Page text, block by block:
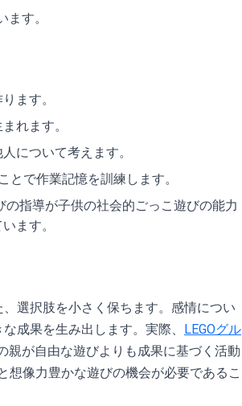
す。
ます。
れます。
について考えます。
で作業記憶を訓練します。
の指導が子供の社会的ごっこ遊びの能力
ます。
選択肢を小さく保ちます。感情につい
成果を生み出します。実際、 LEGOグル
親が自由な遊びよりも成果に基づく活動
想像力豊かな遊びの機会が必要であるこ